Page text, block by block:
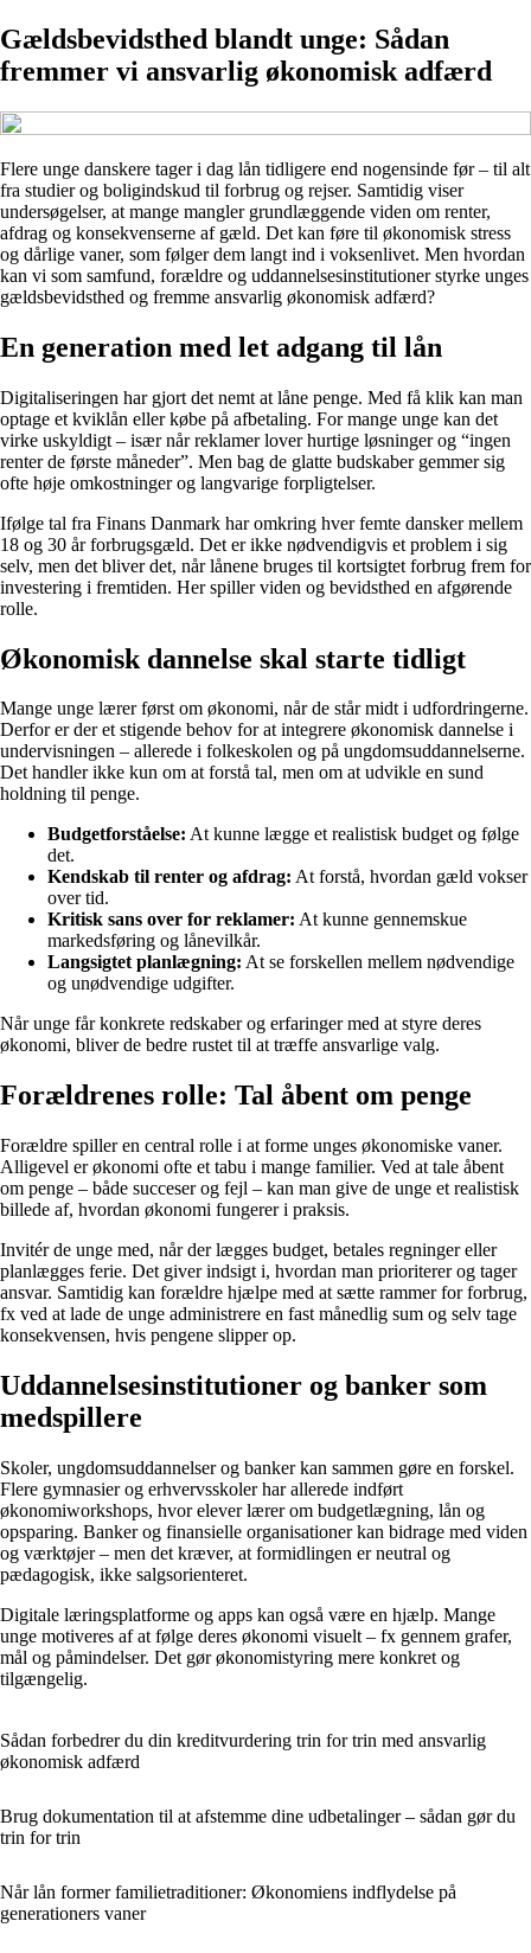
Gældsbevidsthed blandt unge: Sådan
fremmer vi ansvarlig økonomisk adfærd
Flere unge danskere tager i dag lån tidligere end nogensinde før – til alt
fra studier og boligindskud til forbrug og rejser. Samtidig viser
undersøgelser, at mange mangler grundlæggende viden om renter,
afdrag og konsekvenserne af gæld. Det kan føre til økonomisk stress
og dårlige vaner, som følger dem langt ind i voksenlivet. Men hvordan
kan vi som samfund, forældre og uddannelsesinstitutioner styrke unges
gældsbevidsthed og fremme ansvarlig økonomisk adfærd?
En generation med let adgang til lån
Digitaliseringen har gjort det nemt at låne penge. Med få klik kan man
optage et kviklån eller købe på afbetaling. For mange unge kan det
virke uskyldigt – især når reklamer lover hurtige løsninger og “ingen
renter de første måneder”. Men bag de glatte budskaber gemmer sig
ofte høje omkostninger og langvarige forpligtelser.
Ifølge tal fra Finans Danmark har omkring hver femte dansker mellem
18 og 30 år forbrugsgæld. Det er ikke nødvendigvis et problem i sig
selv, men det bliver det, når lånene bruges til kortsigtet forbrug frem for
investering i fremtiden. Her spiller viden og bevidsthed en afgørende
rolle.
Økonomisk dannelse skal starte tidligt
Mange unge lærer først om økonomi, når de står midt i udfordringerne.
Derfor er der et stigende behov for at integrere økonomisk dannelse i
undervisningen – allerede i folkeskolen og på ungdomsuddannelserne.
Det handler ikke kun om at forstå tal, men om at udvikle en sund
holdning til penge.
Budgetforståelse: At kunne lægge et realistisk budget og følge
det.
Kendskab til renter og afdrag: At forstå, hvordan gæld vokser
over tid.
Kritisk sans over for reklamer: At kunne gennemskue
markedsføring og lånevilkår.
Langsigtet planlægning: At se forskellen mellem nødvendige
og unødvendige udgifter.
Når unge får konkrete redskaber og erfaringer med at styre deres
økonomi, bliver de bedre rustet til at træffe ansvarlige valg.
Forældrenes rolle: Tal åbent om penge
Forældre spiller en central rolle i at forme unges økonomiske vaner.
Alligevel er økonomi ofte et tabu i mange familier. Ved at tale åbent
om penge – både succeser og fejl – kan man give de unge et realistisk
billede af, hvordan økonomi fungerer i praksis.
Invitér de unge med, når der lægges budget, betales regninger eller
planlægges ferie. Det giver indsigt i, hvordan man prioriterer og tager
ansvar. Samtidig kan forældre hjælpe med at sætte rammer for forbrug,
fx ved at lade de unge administrere en fast månedlig sum og selv tage
konsekvensen, hvis pengene slipper op.
Uddannelsesinstitutioner og banker som
medspillere
Skoler, ungdomsuddannelser og banker kan sammen gøre en forskel.
Flere gymnasier og erhvervsskoler har allerede indført
økonomiworkshops, hvor elever lærer om budgetlægning, lån og
opsparing. Banker og finansielle organisationer kan bidrage med viden
og værktøjer – men det kræver, at formidlingen er neutral og
pædagogisk, ikke salgsorienteret.
Digitale læringsplatforme og apps kan også være en hjælp. Mange
unge motiveres af at følge deres økonomi visuelt – fx gennem grafer,
mål og påmindelser. Det gør økonomistyring mere konkret og
tilgængelig.
Sådan forbedrer du din kreditvurdering trin for trin med ansvarlig
økonomisk adfærd
Brug dokumentation til at afstemme dine udbetalinger – sådan gør du
trin for trin
Når lån former familietraditioner: Økonomiens indflydelse på
generationers vaner